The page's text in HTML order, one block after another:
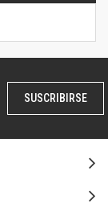
SUSCRIBIRSE